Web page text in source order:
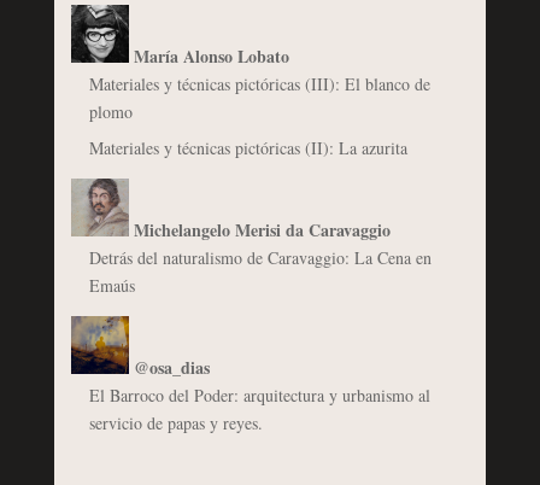
María Alonso Lobato
Materiales y técnicas pictóricas (III): El blanco de
plomo
Materiales y técnicas pictóricas (II): La azurita
Michelangelo Merisi da Caravaggio
Detrás del naturalismo de Caravaggio: La Cena en
Emaús
@osa_dias
El Barroco del Poder: arquitectura y urbanismo al
servicio de papas y reyes.